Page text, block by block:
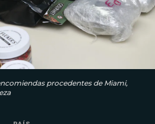
procedentes de Miami,